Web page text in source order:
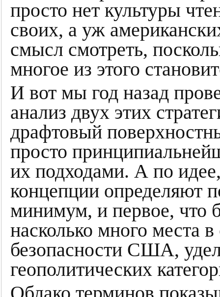
просто нет культуры
своих, а уж
смысл смотреть,
многое из этого
И вот мы год назад
анализ двух этих
драфтовый
просто
их подходами. А по
концепции определяют
минимум, и первое, что
насколько много места
безопасности США,
геополитических